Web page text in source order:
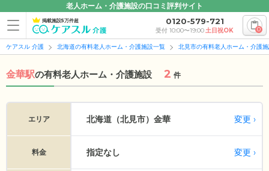
老人ホーム・介護施設の口コミ評判サイト
掲載施設5万件超 0120-579-721
受付 10:00〜19:00土日祝OK 0
ケアスル 介護 北海道の有料老人ホーム・介護施設一覧 北見市の有料老人ホーム・介護
金華駅の有料老人ホーム・介護施設 2 件
エリア 北海道（北見市） 金華 変更
料金 指定なし 変更